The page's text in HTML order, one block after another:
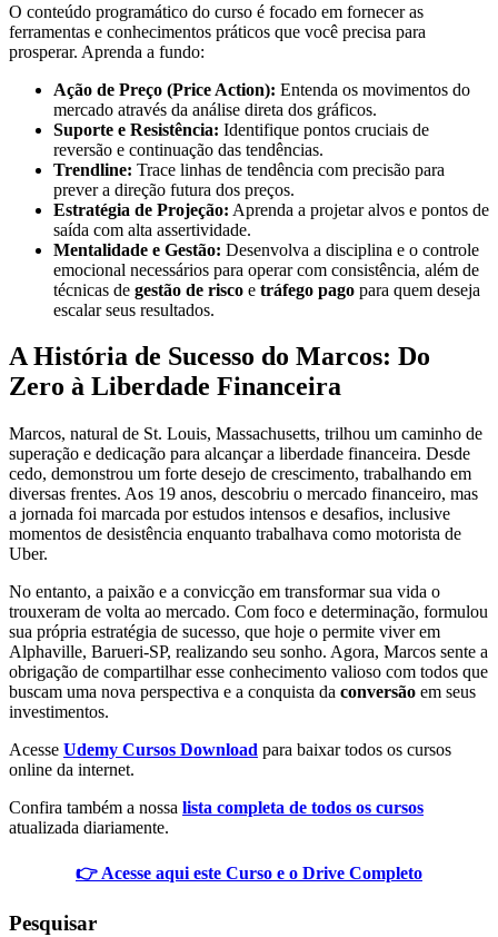
O conteúdo programático do curso é focado em fornecer as
ferramentas e conhecimentos práticos que você precisa para
prosperar. Aprenda a fundo:
Ação de Preço (Price Action): Entenda os movimentos do
mercado através da análise direta dos gráficos.
Suporte e Resistência: Identifique pontos cruciais de
reversão e continuação das tendências.
Trendline: Trace linhas de tendência com precisão para
prever a direção futura dos preços.
Estratégia de Projeção: Aprenda a projetar alvos e pontos de
saída com alta assertividade.
Mentalidade e Gestão: Desenvolva a disciplina e o controle
emocional necessários para operar com consistência, além de
técnicas de gestão de risco e tráfego pago para quem deseja
escalar seus resultados.
A História de Sucesso do Marcos: Do
Zero à Liberdade Financeira
Marcos, natural de St. Louis, Massachusetts, trilhou um caminho de
superação e dedicação para alcançar a liberdade financeira. Desde
cedo, demonstrou um forte desejo de crescimento, trabalhando em
diversas frentes. Aos 19 anos, descobriu o mercado financeiro, mas
a jornada foi marcada por estudos intensos e desafios, inclusive
momentos de desistência enquanto trabalhava como motorista de
Uber.
No entanto, a paixão e a convicção em transformar sua vida o
trouxeram de volta ao mercado. Com foco e determinação, formulou
sua própria estratégia de sucesso, que hoje o permite viver em
Alphaville, Barueri-SP, realizando seu sonho. Agora, Marcos sente a
obrigação de compartilhar esse conhecimento valioso com todos que
buscam uma nova perspectiva e a conquista da conversão em seus
investimentos.
Acesse Udemy Cursos Download para baixar todos os cursos
online da internet.
Confira também a nossa lista completa de todos os cursos
atualizada diariamente.
👉 Acesse aqui este Curso e o Drive Completo
Pesquisar